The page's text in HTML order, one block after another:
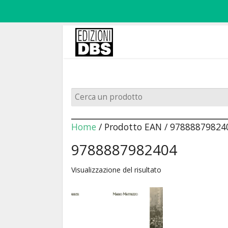
Home/ Prodotto EAN /
9788887982404
Visualizzazione del risultato